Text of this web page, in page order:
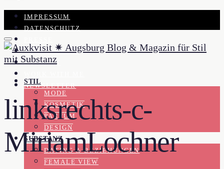
IMPRESSUM
DATENSCHUTZ
KOOPERATION
KONTAKT
NEWSLETTER
STIL
MODE
KOSMETIK
PARFUM
DESIGN
SUBSTANZ
DATING & BEZIEHUNGEN
FEMALE VIEW
linksrechts-c-
MiriamLochner